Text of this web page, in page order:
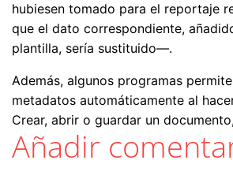
hubiesen tomado para el reportaje
que el dato correspondiente,
plantilla, sería sustituido—.
Además, algunos programas
metadatos automáticamente al
Crear, abrir o guardar un
Añadir